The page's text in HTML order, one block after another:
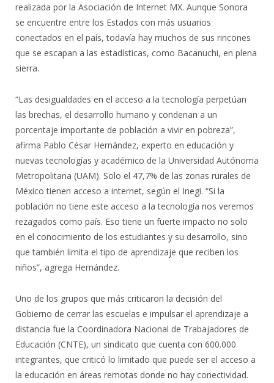
realizada por la Asociación de Internet MX. Aunque Sonora
se encuentre entre los Estados con más usuarios
conectados en el país, todavía hay muchos de sus rincones
que se escapan a las estadísticas, como Bacanuchi, en plena
sierra.
“Las desigualdades en el acceso a la tecnología perpetúan
las brechas, el desarrollo humano y condenan a un
porcentaje importante de población a vivir en pobreza”,
afirma Pablo César Hernández, experto en educación y
nuevas tecnologías y académico de la Universidad Autónoma
Metropolitana (UAM). Solo el 47,7% de las zonas rurales de
México tienen acceso a internet, según el Inegi. “Si la
población no tiene este acceso a la tecnología nos veremos
rezagados como país. Eso tiene un fuerte impacto no solo
en el conocimiento de los estudiantes y su desarrollo, sino
que también limita el tipo de aprendizaje que reciben los
niños”, agrega Hernández.
Uno de los grupos que más criticaron la decisión del
Gobierno de cerrar las escuelas e impulsar el aprendizaje a
distancia fue la Coordinadora Nacional de Trabajadores de
Educación (CNTE), un sindicato que cuenta con 600.000
integrantes, que criticó lo limitado que puede ser el acceso a
la educación en áreas remotas donde no hay conectividad.